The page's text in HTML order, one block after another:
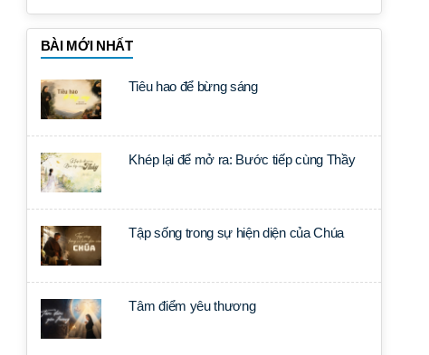
BÀI MỚI NHẤT
Tiêu hao để bừng sáng
Khép lại để mở ra: Bước tiếp cùng Thầy
Tập sống trong sự hiện diện của Chúa
Tâm điểm yêu thương